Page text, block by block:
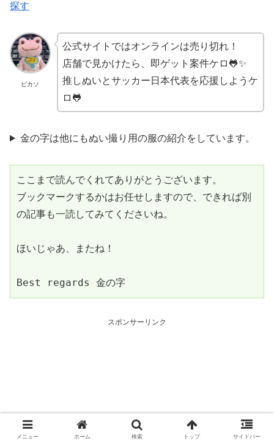
探す
ピカソ
公式サイトではオンラインは売り切れ！
店舗で見かけたら、即ゲット案件ケロ🐸✨
推しぬいとサッカー日本代表を応援しようケ
ロ🐸
金の字は他にもぬい撮り用の服の紹介をしています。
ここまで読んでくれてありがとうございます。
ブックマークするかはお任せしますので、できれば別
の記事も一読してみてくださいね。
ほいじゃあ、またね！
Best regards 金の字
スポンサーリンク
メニュー ホーム 検索 トップ サイドバー